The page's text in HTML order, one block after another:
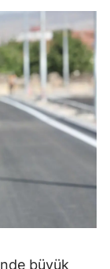
büyük